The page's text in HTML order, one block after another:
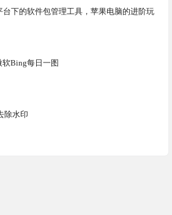
台下的软件包管理工具，苹果电脑的进阶玩
Bing每日一图
除水印